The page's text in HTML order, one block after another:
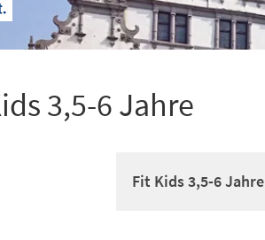
3,5-6 Jahre
Fit Kids 3,5-6 Jahre